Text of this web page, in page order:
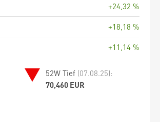
+24,32 %
+18,18 %
+11,14 %
52W Tief (07.08.25):
70,460 EUR